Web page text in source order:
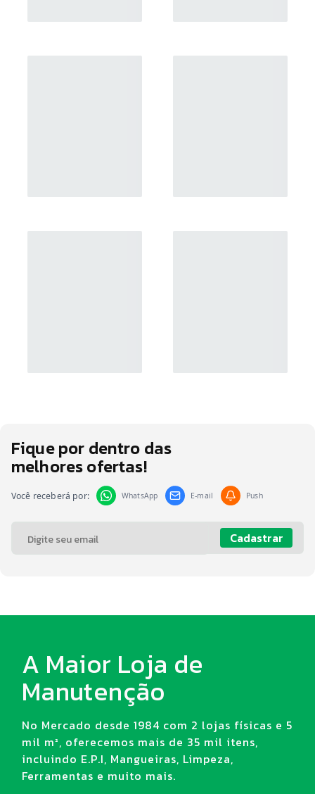
Fique por dentro das
melhores ofertas!
Você receberá por: WhatsApp E-mail Push
Cadastrar
A Maior Loja de
Manutenção
No Mercado desde 1984 com 2 lojas físicas e 5
mil m², oferecemos mais de 35 mil itens,
incluindo E.P.I, Mangueiras, Limpeza,
Ferramentas e muito mais.